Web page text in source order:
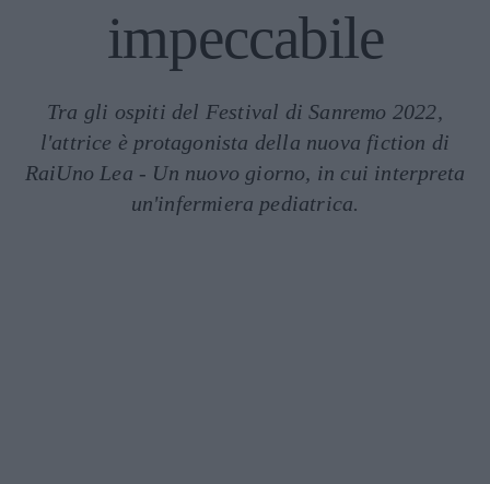
impeccabile
Tra gli ospiti del Festival di Sanremo 2022,
l'attrice è protagonista della nuova fiction di
RaiUno Lea - Un nuovo giorno, in cui interpreta
un'infermiera pediatrica.